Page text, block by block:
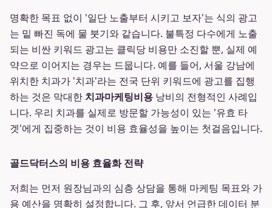
명확한 목표 없이 '일단 노출부터 시키고 보자'는 식의 광고
는 밑 빠진 독에 물 붓기와 같습니다. 불특정 다수에게 노출
되는 비싼 키워드 광고는 클릭당 비용만 소진할 뿐, 실제 예
약으로 이어지는 경우는 드뭅니다. 예를 들어, 서울 강남에
위치한 치과가 '치과'라는 전국 단위 키워드에 광고를 집행
하는 것은 막대한치과마케팅비용 낭비의 전형적인 사례입
니다. 우리 치과를 실제로 방문할 가능성이 있는 '유효 타
겟'에게 집중하는 것이 비용 효율성을 높이는 첫걸음입니다.
골드닥터스의 비용 효율화 전략
저희는 먼저 원장님과의 심층 상담을 통해 마케팅 목표와 가
용 예산을 명확히 설정합니다. 그 후, 앞서 언급한 데이터 분